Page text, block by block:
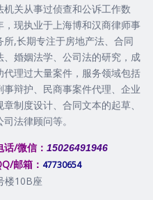
机关从事过侦查和公诉工作数
，现执业于上海博和汉商律师事
所,长期专注于房地产法、合同
、婚姻法学、公司法的研究，成
代理过大量案件，服务领域包括
事辩护、民商事案件代理、企业
章制度设计、合同文本的起草、
司法律顾问等。
话/微信： 15026491946
邮箱： 47730654
楼10B座